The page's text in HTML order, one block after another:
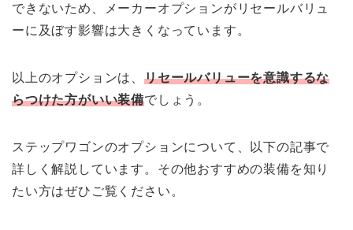
できないため、メーカーオプションがリセールバリュ
ーに及ぼす影響は大きくなっています。
以上のオプションは、 リセールバリューを意識するな
らつけた方がいい装備でしょう。
ステップワゴンのオプションについて、以下の記事で
詳しく解説しています。その他おすすめの装備を知り
たい方はぜひご覧ください。